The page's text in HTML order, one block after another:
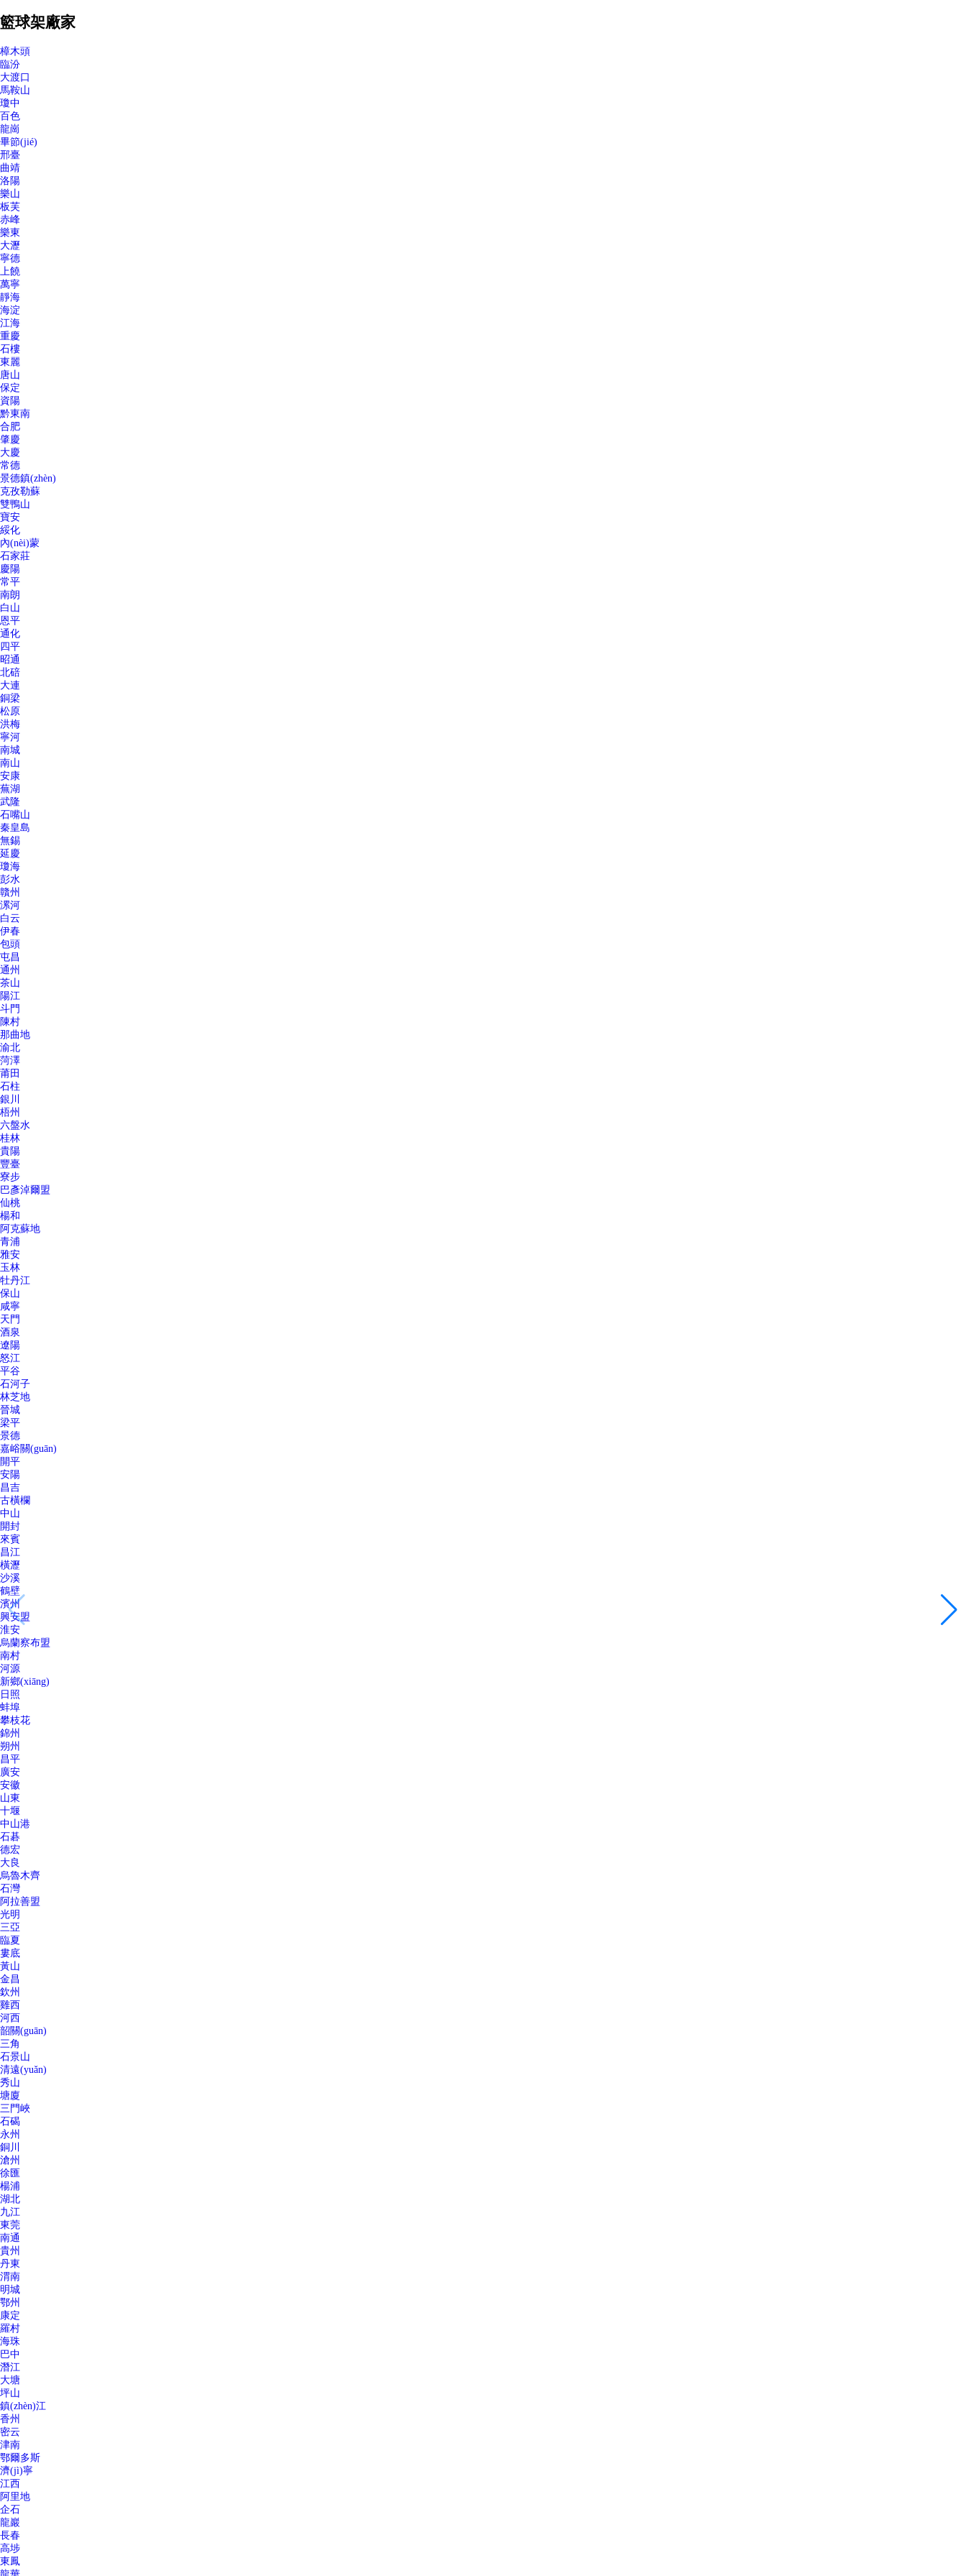
籃球架廠家
樟木頭
臨汾
大渡口
馬鞍山
瓊中
百色
龍崗
畢節(jié)
邢臺
曲靖
洛陽
樂山
板芙
赤峰
樂東
大瀝
寧德
上饒
萬寧
靜海
海淀
江海
重慶
石樓
東麗
唐山
保定
資陽
黔東南
合肥
肇慶
大慶
常德
景德鎮(zhèn)
克孜勒蘇
雙鴨山
寶安
綏化
內(nèi)蒙
石家莊
慶陽
常平
南朗
白山
恩平
通化
四平
昭通
北碚
大連
銅梁
松原
洪梅
寧河
南城
南山
安康
蕪湖
武隆
石嘴山
秦皇島
無錫
延慶
瓊海
彭水
贛州
漯河
白云
伊春
包頭
屯昌
通州
茶山
陽江
斗門
陳村
那曲地
渝北
菏澤
莆田
石柱
銀川
梧州
六盤水
桂林
貴陽
豐臺
寮步
巴彥淖爾盟
仙桃
楊和
阿克蘇地
青浦
雅安
玉林
牡丹江
保山
咸寧
天門
酒泉
遼陽
怒江
平谷
石河子
林芝地
晉城
梁平
景德
嘉峪關(guān)
開平
安陽
昌吉
古橫欄
中山
開封
來賓
昌江
橫瀝
沙溪
鶴壁
濱州
興安盟
淮安
烏蘭察布盟
南村
河源
新鄉(xiāng)
日照
蚌埠
攀枝花
錦州
朔州
昌平
廣安
安徽
山東
十堰
中山港
石碁
德宏
大良
烏魯木齊
石灣
阿拉善盟
光明
三亞
臨夏
婁底
黃山
金昌
欽州
雞西
河西
韶關(guān)
三角
石景山
清遠(yuǎn)
秀山
塘廈
三門峽
石碣
永州
銅川
滄州
徐匯
楊浦
湖北
九江
東莞
南通
貴州
丹東
渭南
明城
鄂州
康定
羅村
海珠
巴中
潛江
大塘
坪山
鎮(zhèn)江
香州
密云
津南
鄂爾多斯
濟(jì)寧
江西
阿里地
企石
龍巖
長春
高埗
東鳳